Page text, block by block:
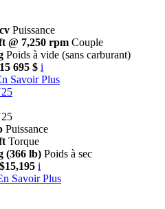
Puissance
@ 7,250 rpm Couple
Poids à vide (sans carburant)
695 $ i
Savoir Plus
Puissance
Torque
(366 lb) Poids à sec
i
Savoir Plus